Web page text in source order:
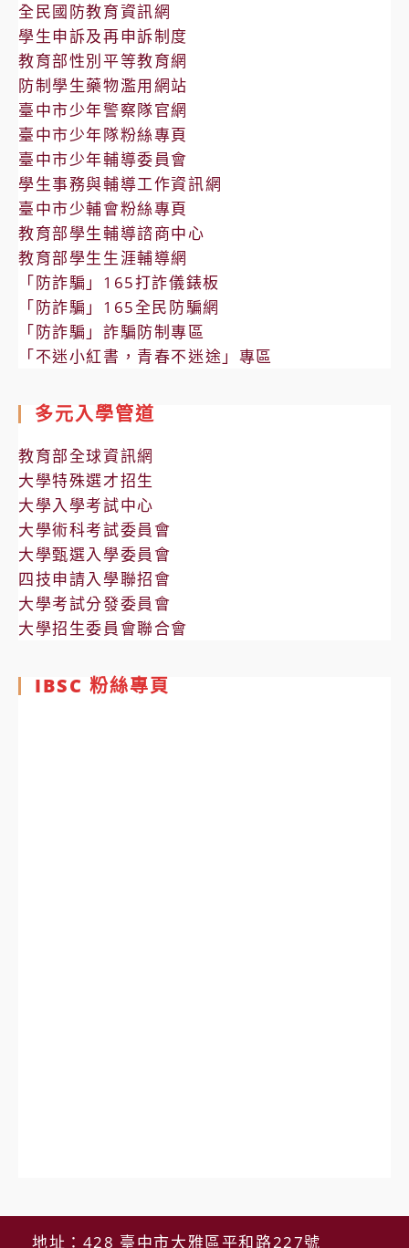
全民國防教育資訊網
學生申訴及再申訴制度
教育部性別平等教育網
防制學生藥物濫用網站
臺中市少年警察隊官網
臺中市少年隊粉絲專頁
臺中市少年輔導委員會
學生事務與輔導工作資訊網
臺中市少輔會粉絲專頁
教育部學生輔導諮商中心
教育部學生生涯輔導網
「防詐騙」165打詐儀錶板
「防詐騙」165全民防騙網
「防詐騙」詐騙防制專區
「不迷小紅書，青春不迷途」專區
多元入學管道
教育部全球資訊網
大學特殊選才招生
大學入學考試中心
大學術科考試委員會
大學甄選入學委員會
四技申請入學聯招會
大學考試分發委員會
大學招生委員會聯合會
IBSC 粉絲專頁
地址：428 臺中市大雅區平和路227號